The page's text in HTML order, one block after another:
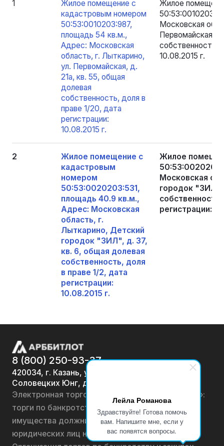
Лейла Романова
Здравствуйте! Готова помочь
вам. Напишите мне, если у
вас появятся вопросы.
1
Жилое помещение с
кадастровым номером
50:53:0010203:987,
площадь 54 кв.м.,
Адрес: Московская
область, г. Лыткарино,
ул. Первомайская, д.
21а, кв. 55, общая
долевая
собственность, доля в
праве 1/20, дата
регистрации:
10.08.2015 г.
Жилое
Московская
Первомайская,
собственность,
10.08.2015 г.
2
Жилое помещение с
кадастровым
номером
50:53:0020203:531,
площадь 40.9 кв.м.,
Адрес: Московская
область, г.
Лыткарино, Детский
городок "ЗИЛ", д. 37,
кв. 6, общая долевая
собственность, доля
в праве 1/2, дата
регистрации:
10.08.2015 г.
Жилое
Московская
городок "ЗИЛ",
регистрации:
8 (800) 250-93-37
420034, г. Казань, ул.
Соловецких Юнг, д. 7
Электронная торговая площадка «АРББИТЛОТ»:
торги по банкротству, лоты по продаже
имущества должников физических лиц и
юридических лиц на онлайн-аукционах.